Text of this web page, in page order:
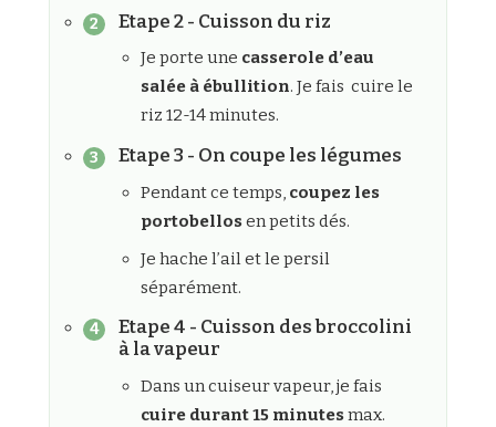
Etape 2 - Cuisson du riz
Je porte une casserole d’eau
salée à ébullition. Je fais cuire le
riz 12-14 minutes.
Etape 3 - On coupe les légumes
Pendant ce temps, coupez les
portobellosen petits dés.
Je hache l’ail et le persil
séparément.
Etape 4 - Cuisson des broccolini
à la vapeur
Dans un cuiseur vapeur, je fais
cuire durant 15 minutesmax.